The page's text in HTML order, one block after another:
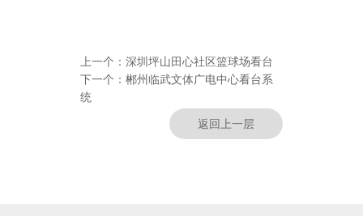
上一个： 深圳坪山田心社区篮球场看台
下一个： 郴州临武文体广电中心看台系
统
返回上一层